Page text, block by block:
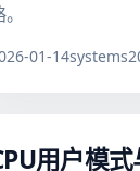
01-14systems
用户模